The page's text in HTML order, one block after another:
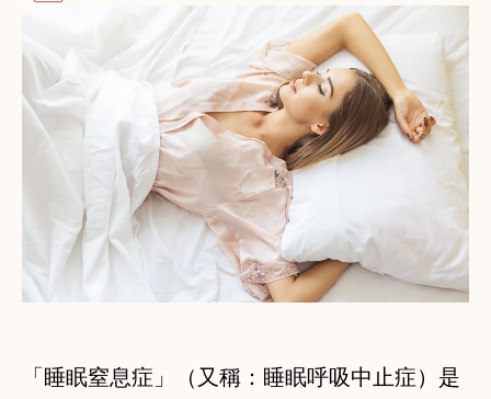
「睡眠窒息症」（又稱：睡眠呼吸中止症）是